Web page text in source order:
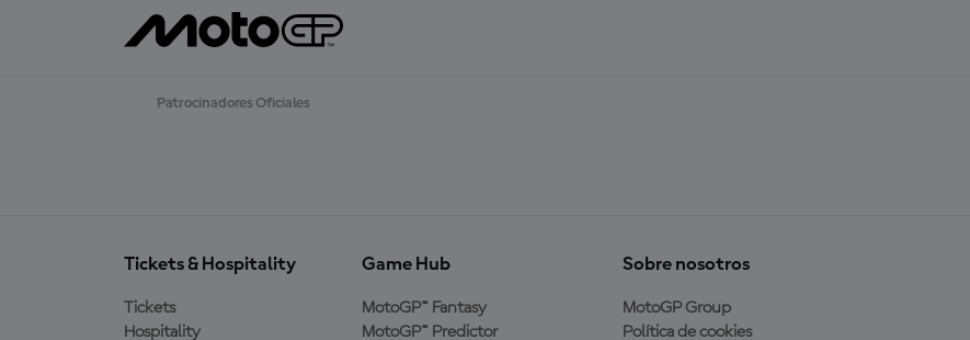
Patrocinadores Oficiales
Tickets & Hospitality
Tickets
Hospitality
Game Hub
MotoGP™ Fantasy
MotoGP™ Predictor
Sobre nosotros
MotoGP Group
Política de cookies